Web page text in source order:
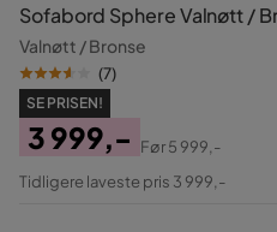
Sofabord Sphere Valnøtt /
Valnøtt / Bronse
(7)
SE PRISEN!
Pris
3 999,-
Original
Før5 999,-
Tidligere laveste pris 3 999,-